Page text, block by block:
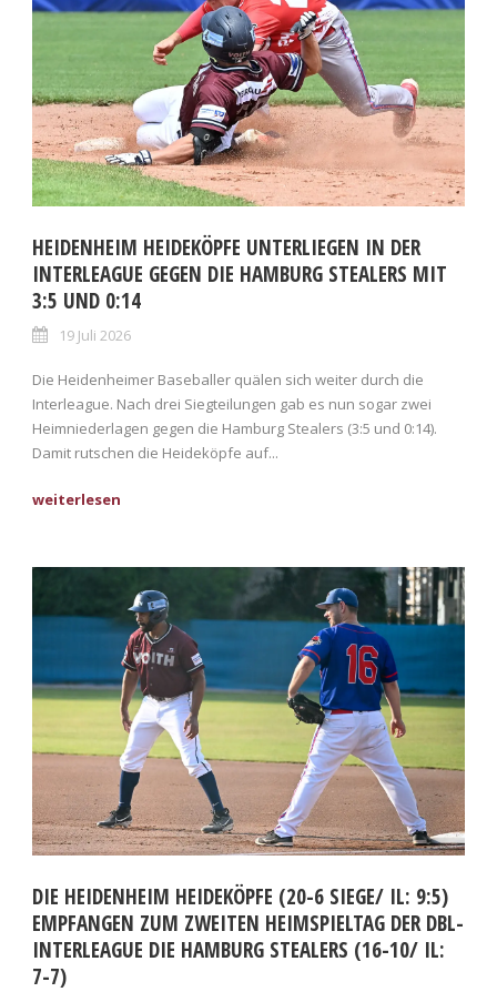
HEIDENHEIM HEIDEKÖPFE UNTERLIEGEN IN DER
INTERLEAGUE GEGEN DIE HAMBURG STEALERS MIT
3:5 UND 0:14
19 Juli 2026
Die Heidenheimer Baseballer quälen sich weiter durch die
Interleague. Nach drei Siegteilungen gab es nun sogar zwei
Heimniederlagen gegen die Hamburg Stealers (3:5 und 0:14).
Damit rutschen die Heideköpfe auf...
DIE HEIDENHEIM HEIDEKÖPFE (20-6 SIEGE/ IL: 9:5)
EMPFANGEN ZUM ZWEITEN HEIMSPIELTAG DER DBL-
INTERLEAGUE DIE HAMBURG STEALERS (16-10/ IL:
7-7)